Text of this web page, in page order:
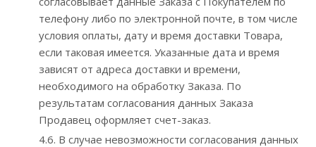
телефону либо по электронной почте, в том числе
условия оплаты, дату и время доставки Товара,
если таковая имеется. Указанные дата и время
зависят от адреса доставки и времени,
необходимого на обработку Заказа. По
результатам согласования данных Заказа
Продавец оформляет счет-заказ.
4.6. В случае невозможности согласования данных